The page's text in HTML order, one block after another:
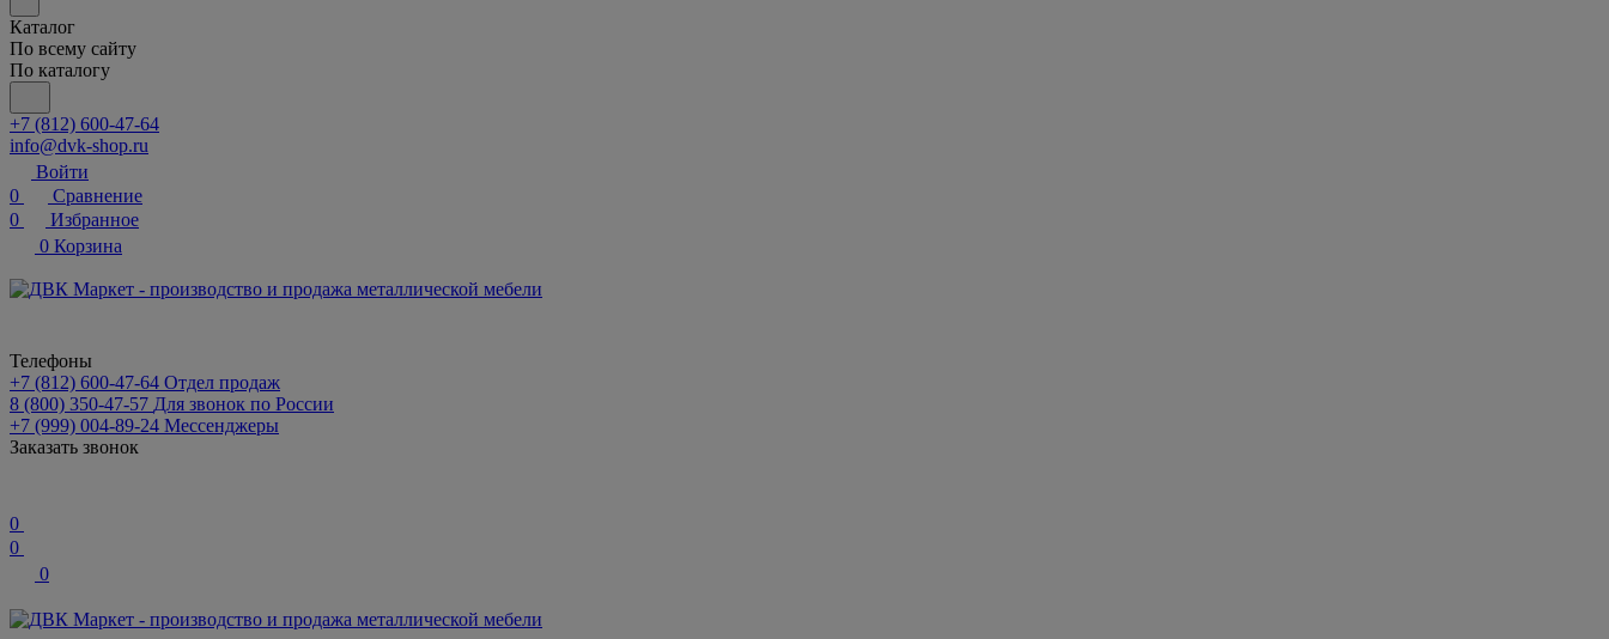
Каталог
По всему сайту
По каталогу
+7 (812) 600-47-64
info@dvk-shop.ru
Войти
0
Сравнение
0
Избранное
0 Корзина
Телефоны
+7 (812) 600-47-64 Отдел продаж
8 (800) 350-47-57 Для звонок по России
+7 (999) 004-89-24 Мессенджеры
Заказать звонок
0
0
0